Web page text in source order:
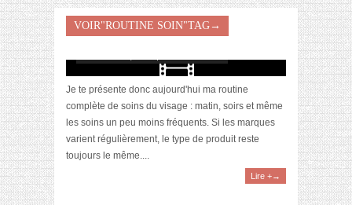
VOIR"ROUTINE SOIN"TAG→
[Video] Ma routine soins du visage
#hiver2015
Je te présente donc aujourd'hui ma routine
complète de soins du visage : matin, soirs et même
les soins un peu moins fréquents. Si les marques
varient régulièrement, le type de produit reste
toujours le même....
Lire +→